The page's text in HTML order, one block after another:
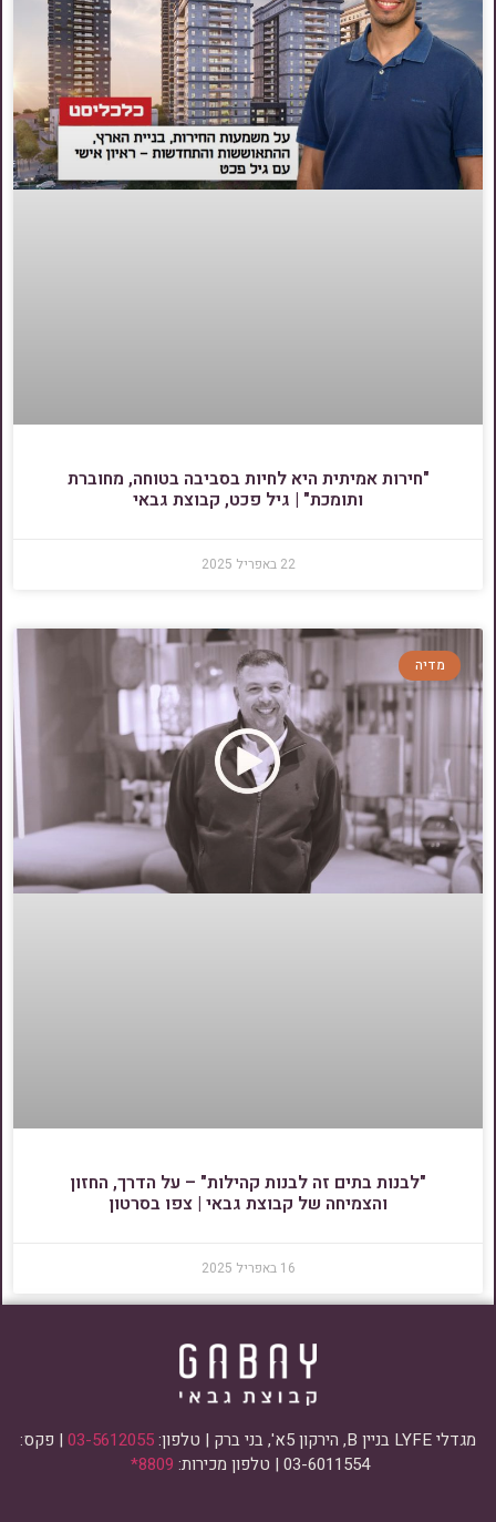
"חירות אמיתית היא לחיות בסביבה בטוחה, מחוברת
ותומכת" | גיל פכט, קבוצת גבאי
22 באפריל 2025
מדיה
"לבנות בתים זה לבנות קהילות" – על הדרך, החזון
והצמיחה של קבוצת גבאי | צפו בסרטון
16 באפריל 2025
מגדלי LYFE בניין B, הירקון 5א', בני ברק | טלפון: 03-5612055 | פקס:
03-6011554 | טלפון מכירות:
8809*